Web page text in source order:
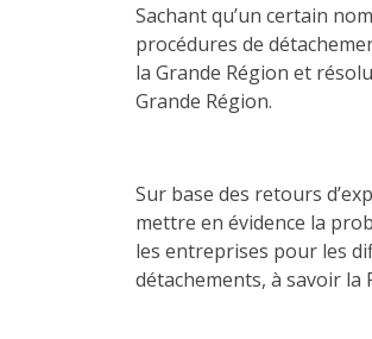
Sachant qu’un certain
procédures de
la Grande Région et
Grande Région.
Sur base des retours
mettre en évidence la
les entreprises pour les
détachements, à savoir la